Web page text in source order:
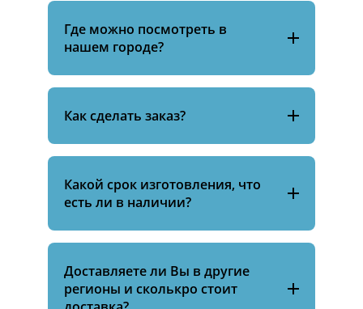
Где можно посмотреть в
нашем городе?
Как сделать заказ?
Какой срок изготовления, что
есть ли в наличии?
Доставляете ли Вы в другие
регионы и сколькро стоит